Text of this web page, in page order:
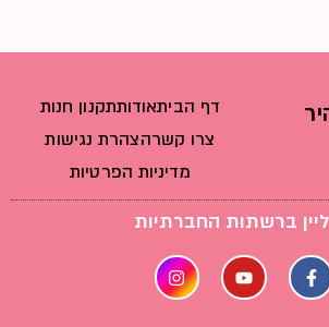
דף הביתאודותתקנון חנות
צרו קשרהצהרת נגישות
מדיניות הפרטיות
ברשתות החברתיות